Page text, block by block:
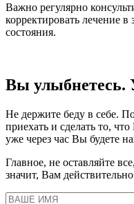
Важно регулярно
корректировать лечение
состояния.
Вы улыбнетесь.
Не держите беду в себе.
приехать и сделать то,
уже через час Вы будете
Главное, не оставляйте
значит, Вам